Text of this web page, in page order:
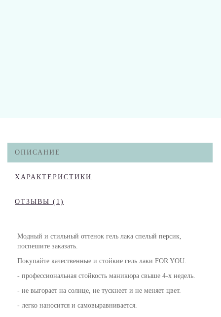
ОПИСАНИЕ
ХАРАКТЕРИСТИКИ
ОТЗЫВЫ (1)
Модный и стильный оттенок гель лака спелый персик,
поспешите заказать.
Покупайте качественные и стойкие гель лаки FOR YOU.
- профессиональная стойкость маникюра свыше 4-х недель.
- не выгорает на солнце, не тускнеет и не меняет цвет.
- легко наносится и самовыравнивается.